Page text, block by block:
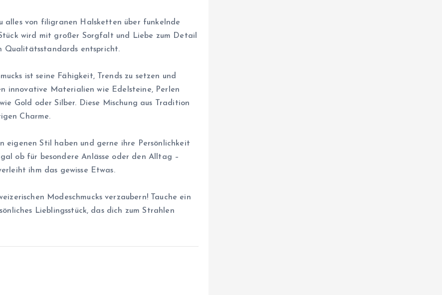
alles von filigranen Halsketten über funkelnde
wird mit großer Sorgfalt und Liebe zum Detail
Qualitätsstandards entspricht.
ist seine Fähigkeit, Trends zu setzen und
innovative Materialien wie Edelsteine, Perlen
Gold oder Silber. Diese Mischung aus Tradition
Charme.
eigenen Stil haben und gerne ihre Persönlichkeit
ob für besondere Anlässe oder den Alltag –
ihm das gewisse Etwas.
Modeschmucks verzaubern! Tauche ein
Lieblingsstück, das dich zum Strahlen